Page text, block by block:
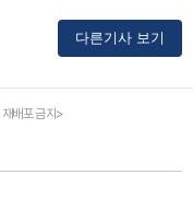
다른기사 보기
배포 금지>